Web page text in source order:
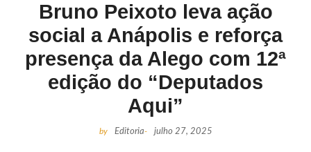
Bruno Peixoto leva ação
social a Anápolis e reforça
presença da Alego com 12ª
edição do “Deputados
Aqui”
by Editoria- julho 27, 2025